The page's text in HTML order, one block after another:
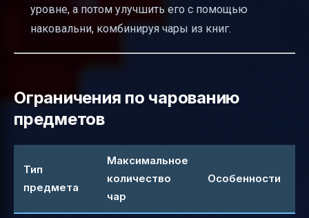
уровне, а потом улучшить его с помощью
наковальни, комбинируя чары из книг.
Ограничения по чарованию
предметов
Тип
предмета
Максимальное
количество
чар
Особенности